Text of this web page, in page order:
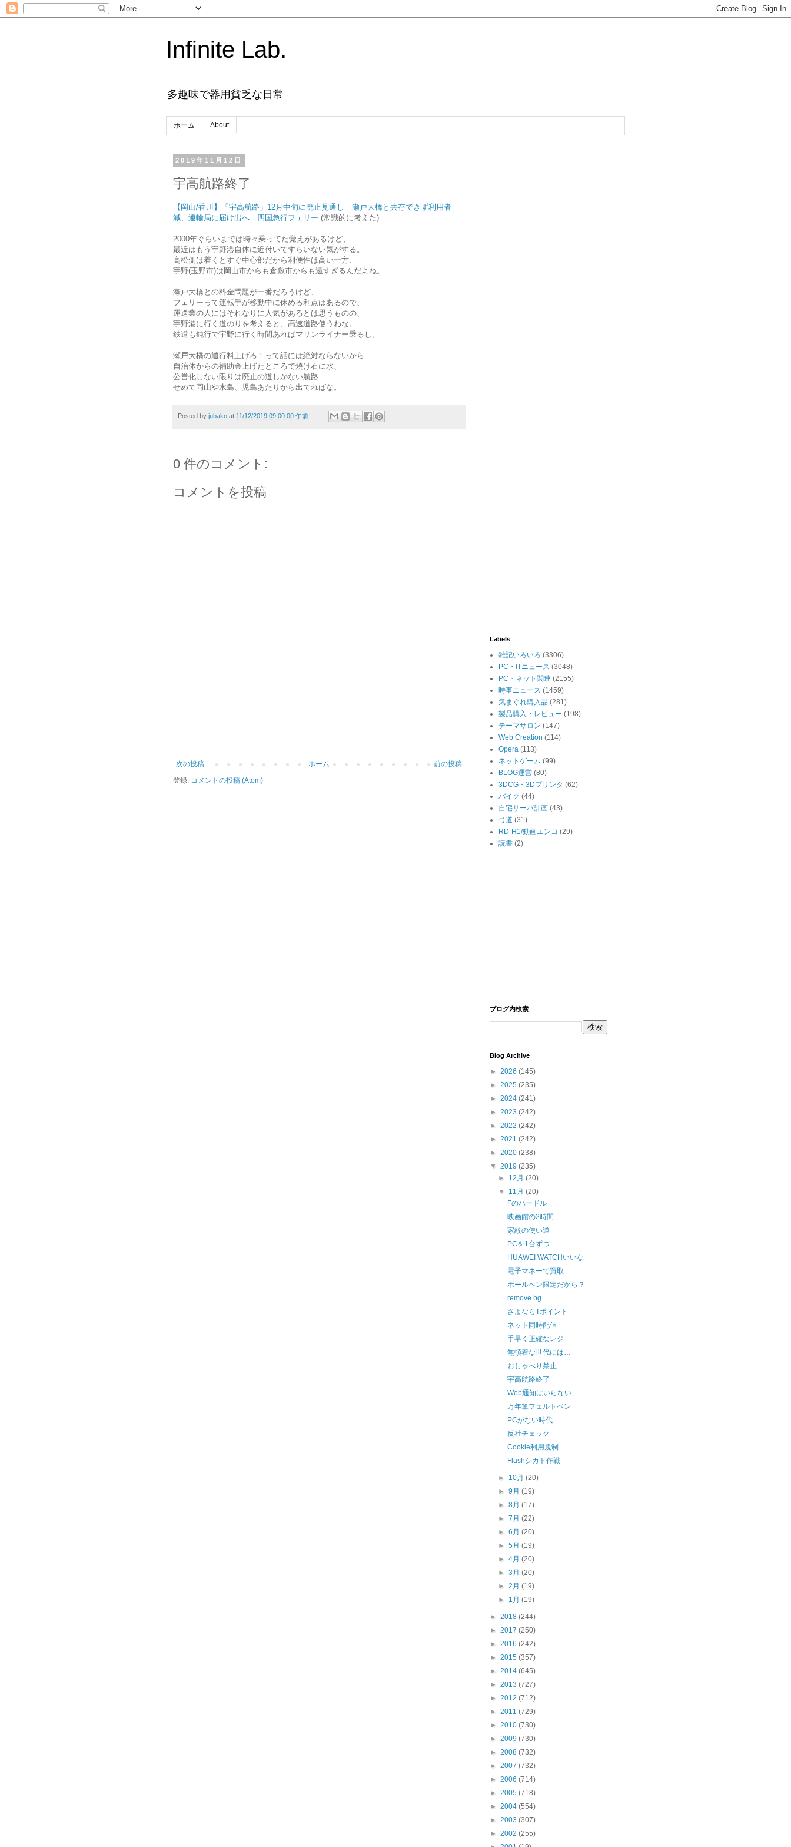
Infinite Lab.
多趣味で器用貧乏な日常
ホーム About
2019年11月12日
宇高航路終了
【岡山/香川】「宇高航路」12月中旬に廃止見通し 瀬戸大橋と共存できず利用者
減、運輸局に届け出へ…四国急行フェリー (常識的に考えた)
2000年ぐらいまでは時々乗ってた覚えがあるけど、
最近はもう宇野港自体に近付いてすらいない気がする。
高松側は着くとすぐ中心部だから利便性は高い一方、
宇野(玉野市)は岡山市からも倉敷市からも遠すぎるんだよね。
瀬戸大橋との料金問題が一番だろうけど、
フェリーって運転手が移動中に休める利点はあるので、
運送業の人にはそれなりに人気があるとは思うものの、
宇野港に行く道のりを考えると、高速道路使うわな。
鉄道も鈍行で宇野に行く時間あればマリンライナー乗るし。
瀬戸大橋の通行料上げろ！って話には絶対ならないから
自治体からの補助金上げたところで焼け石に水、
公営化しない限りは廃止の道しかない航路…
せめて岡山や水島、児島あたりから出てればな。
Posted by jubako at 11/12/2019 09:00:00 午前
0 件のコメント:
コメントを投稿
次の投稿 前の投稿
ホーム
登録: コメントの投稿 (Atom)
Labels
雑記いろいろ (3306)
PC・ITニュース (3048)
PC・ネット関連 (2155)
時事ニュース (1459)
気まぐれ購入品 (281)
製品購入・レビュー (198)
テーマサロン (147)
Web Creation (114)
Opera (113)
ネットゲーム (99)
BLOG運営 (80)
3DCG・3Dプリンタ (62)
バイク (44)
自宅サーバ計画 (43)
弓道 (31)
RD-H1/動画エンコ (29)
読書 (2)
ブログ内検索
Blog Archive
► 2026 (145)
► 2025 (235)
► 2024 (241)
► 2023 (242)
► 2022 (242)
► 2021 (242)
► 2020 (238)
▼ 2019 (235)
► 12月(20)
▼ 11月(20)
Fのハードル
映画館の2時間
家紋の使い道
PCを1台ずつ
HUAWEI WATCHいいな
電子マネーで買取
ボールペン限定だから？
remove.bg
さよならTポイント
ネット同時配信
手早く正確なレジ
無頓着な世代には…
おしゃべり禁止
宇高航路終了
Web通知はいらない
万年筆フェルトペン
PCがない時代
反社チェック
Cookie利用規制
Flashシカト作戦
► 10月(20)
►9月(19)
►8月(17)
►7月(22)
►6月(20)
►5月(19)
►4月(20)
►3月(20)
►2月(19)
► 1月(19)
► 2018 (244)
► 2017 (250)
► 2016 (242)
► 2015 (357)
► 2014 (645)
► 2013 (727)
► 2012 (712)
► 2011 (729)
► 2010 (730)
► 2009 (730)
► 2008 (732)
► 2007 (732)
► 2006 (714)
► 2005 (718)
► 2004 (554)
► 2003 (307)
► 2002 (255)